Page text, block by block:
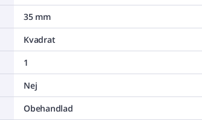
35 mm
Kvadrat
1
Nej
Obehandlad